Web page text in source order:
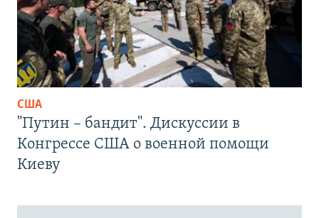
США
"Путин – бандит". Дискуссии в
Конгрессе США о военной помощи
Киеву